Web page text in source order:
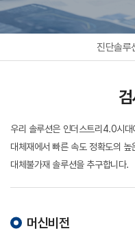
진단솔루
우리 솔루션은 인더스트리4.0시
대체재에서 빠른 속도 정확도의
대체불가재 솔루션을 추구합니다.
머신비전